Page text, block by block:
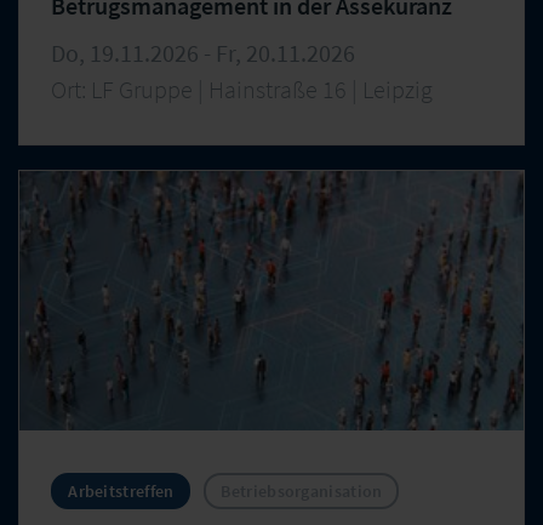
Do, 19.11.2026 - Fr, 20.11.2026
Ort: LF Gruppe | Hainstraße 16 | Leipzig
Arbeitstreffen